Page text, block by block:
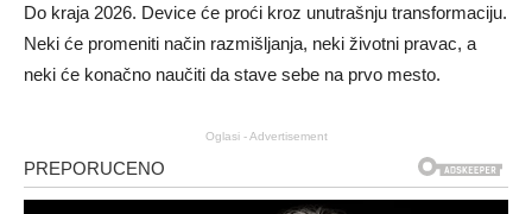
Do kraja 2026. Device će proći kroz unutrašnju transformaciju.
Neki će promeniti način razmišljanja, neki životni pravac, a
neki će konačno naučiti da stave sebe na prvo mesto.
Oglasi - Advertisement